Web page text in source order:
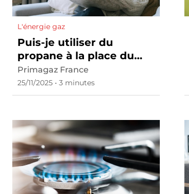
L'énergie gaz
Puis-je utiliser du
propane à la place du
butane ?
Primagaz France
25/11/2025 • 3 minutes